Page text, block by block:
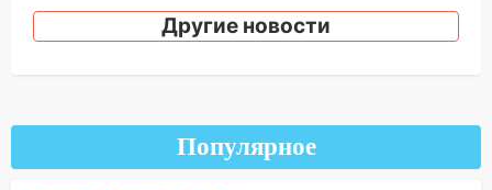
Где есть бензин в Ульяновске
В Старомайнском районе утонул
Другие новости
Популярное